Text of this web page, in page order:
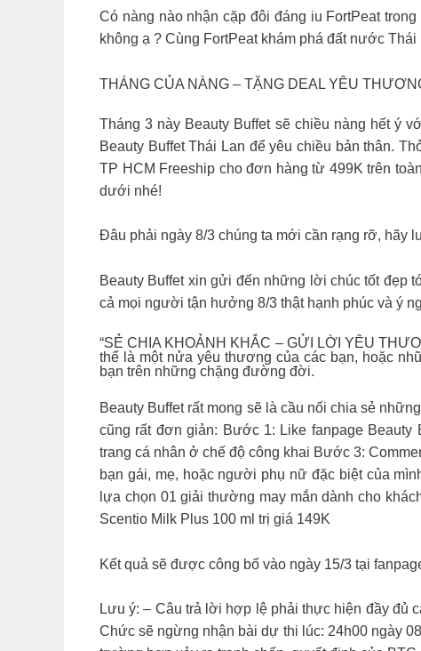
Có nàng nào nhận cặp đôi đáng iu FortPeat
không ạ ? Cùng FortPeat khám phá đất nước
THÁNG CỦA NÀNG – TẶNG DEAL YÊU
Tháng 3 này Beauty Buffet sẽ chiều nàng hết ý
Beauty Buffet Thái Lan để yêu chiều bản thân.
TP HCM Freeship cho đơn hàng từ 499K trên
dưới nhé!
Đâu phải ngày 8/3 chúng ta mới cần rạng rỡ, hãy
Beauty Buffet xin gửi đến những lời chúc tốt đẹp
cả mọi người tận hưởng 8/3 thật hạnh phúc và ý
“SẺ CHIA KHOẢNH KHẮC – GỬI LỜI YÊU
thể là một nửa yêu thương của các bạn, hoặc
bạn trên những chặng đường đời.
Beauty Buffet rất mong sẽ là cầu nối chia sẻ
cũng rất đơn giản: Bước 1: Like fanpage
trang cá nhân ở chế độ công khai Bước 3:
bạn gái, mẹ, hoặc người phụ nữ đặc biệt của
lựa chọn 01 giải thường may mắn dành cho
Scentio Milk Plus 100 ml trị giá 149K
Kết quả sẽ được công bố vào ngày 15/3 tại
Lưu ý: – Câu trả lời hợp lệ phải thực hiện đầy đủ
Chức sẽ ngừng nhận bài dự thi lúc: 24h00 ngày